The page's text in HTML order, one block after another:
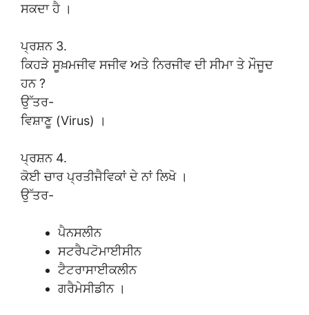
ਸਕਦਾ ਹੈ ।
ਪ੍ਰਸ਼ਨ 3.
ਕਿਹੜੇ ਸੂਖ਼ਮਜੀਵ ਸਜੀਵ ਅਤੇ ਨਿਰਜੀਵ ਦੀ ਸੀਮਾ ਤੇ ਮੌਜੂਦ
ਹਨ ?
ਉੱਤਰ-
ਵਿਸ਼ਾਣੂ (Virus) ।
ਪ੍ਰਸ਼ਨ 4.
ਕੋਈ ਚਾਰ ਪ੍ਰਤੀਜੈਵਿਕਾਂ ਦੇ ਨਾਂ ਲਿਖੋ ।
ਉੱਤਰ-
ਪੈਨਸਲੀਨ
ਸਟਰੈਪਟੋਮਾਈਸੀਨ
ਟੈਟਰਾਸਾਈਕਲੀਨ
ਗਰੈਮੇਸੀਡੀਨ ।